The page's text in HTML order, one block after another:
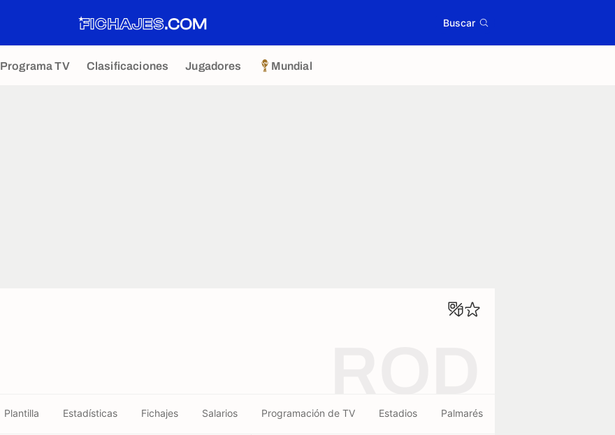
Buscar
Programa TV Clasificaciones Jugadores Mundial
Plantilla Estadísticas Fichajes Salarios Programación de TV Estadios Palmarés